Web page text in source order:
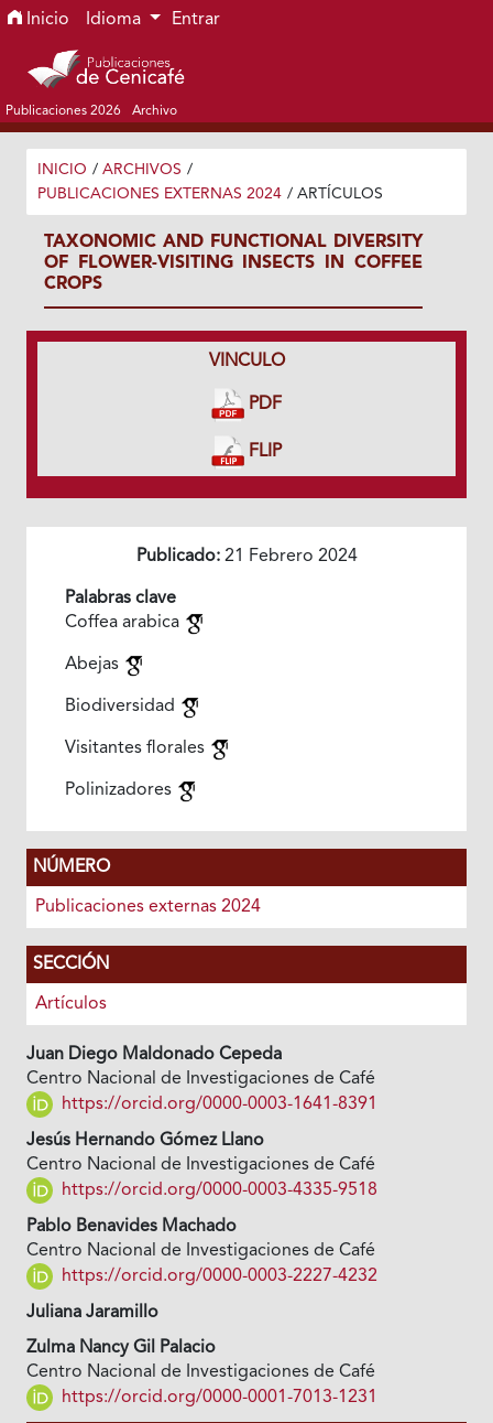
Ir al menú de navegación principal
Ir al contenido principal
Ir al pie de página del sitio
Inicio Idioma Entrar
Publicaciones 2026 Archivo
INICIO / ARCHIVOS /
PUBLICACIONES EXTERNAS 2024 / ARTÍCULOS
TAXONOMIC AND FUNCTIONAL DIVERSITY
OF FLOWER-VISITING INSECTS IN COFFEE
CROPS
VINCULO
PDF
FLIP
Publicado:21 Febrero 2024
Palabras clave
Coffea arabica
Abejas
Biodiversidad
Visitantes florales
Polinizadores
NÚMERO
Publicaciones externas 2024
SECCIÓN
Artículos
Juan Diego Maldonado Cepeda
Centro Nacional de Investigaciones de Café
https://orcid.org/0000-0003-1641-8391
Jesús Hernando Gómez Llano
Centro Nacional de Investigaciones de Café
https://orcid.org/0000-0003-4335-9518
Pablo Benavides Machado
Centro Nacional de Investigaciones de Café
https://orcid.org/0000-0003-2227-4232
Juliana Jaramillo
Zulma Nancy Gil Palacio
Centro Nacional de Investigaciones de Café
https://orcid.org/0000-0001-7013-1231